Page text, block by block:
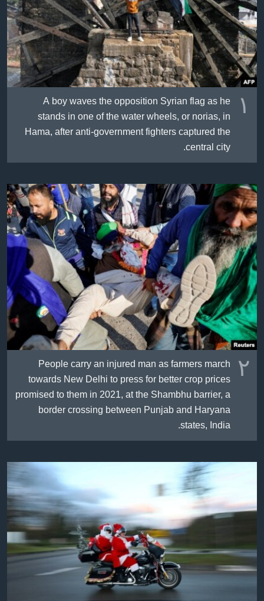
ژیان لە فەرهەنگدا
Learning English
FOLLOW US
زمانه‌کان١ A boy waves the opposition Syrian flag as he
stands in one of the water wheels, or norias, in
Hama, after anti-government fighters captured the
central city.
٢ People carry an injured man as farmers march
towards New Delhi to press for better crop prices
promised to them in 2021, at the Shambhu barrier, a
border crossing between Punjab and Haryana
states, India.